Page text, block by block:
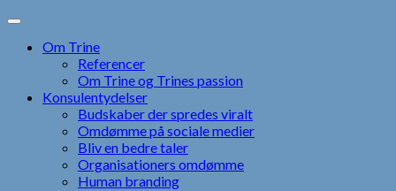
Skip
contentOm Trine
Referencer
Om Trine og Trines passion
Konsulentydelser
Budskaber der spredes viralt
Omdømme på sociale medier
Bliv en bedre taler
Organisationers omdømme
Human branding